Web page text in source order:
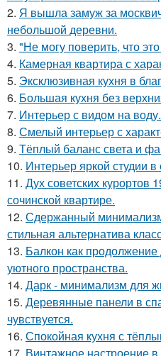
2. Я вышла замуж за
небольшой деревни.
3. "Не могу поверить, что
4. Камерная квартира с
5. Эксклюзивная кухня в
6. Большая кухня без
7. Интерьер с видом на воду.
8. Смелый интерьер с
9. Тёплый баланс света и
10. Интерьер яркой студии
11. Дух советских курортов
сочинской квартире.
12. Сдержанный
стильная альтернатива
13. Балкон как
уютного пространства.
14. Дарк - минимализм для
15. Деревянные панели в
чувствуется.
16. Спокойная кухня с